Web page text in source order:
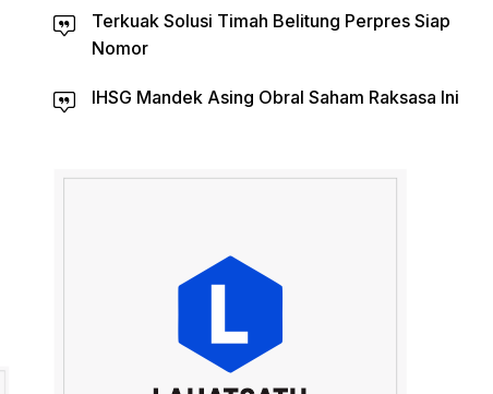
Terkuak Solusi Timah Belitung Perpres Siap
Nomor
IHSG Mandek Asing Obral Saham Raksasa Ini